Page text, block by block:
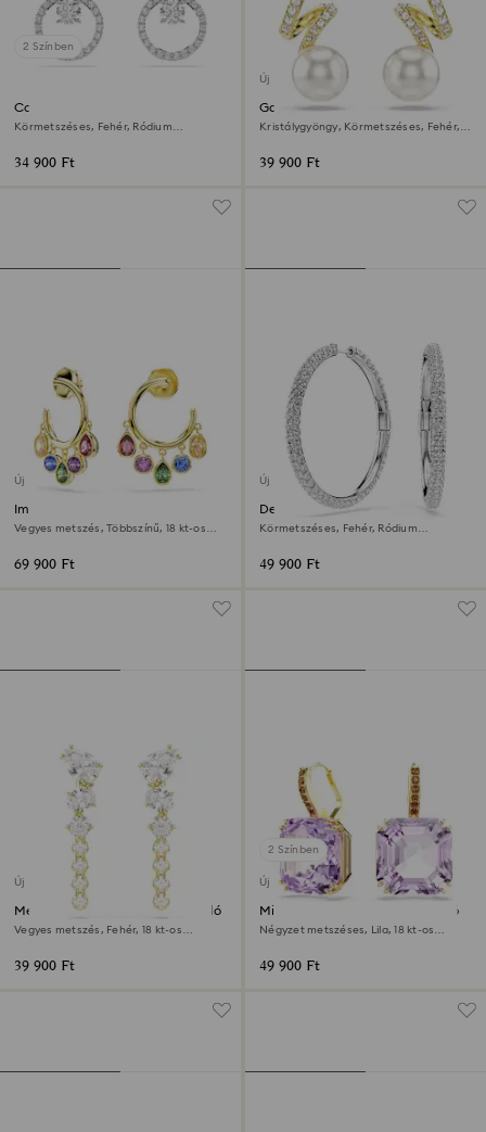
2 Színben
Constella bedugós fülbevaló
Körmetszéses, Fehér, Ródium
34 900 Ft
Új
Gabriella fülbevalók
Kristálygyöngy, Körmetszéses, Fehér,
39 900 Ft
Új
Imber karika fülbevaló
Vegyes metszés, Többszínű, 18 kt-os
69 900 Ft
Új
Dextera karika fülbevaló
Körmetszéses, Fehér, Ródium
49 900 Ft
Új
Mesmera csepp alakú fülbevaló
Vegyes metszés, Fehér, 18 kt-os
39 900 Ft
2 Színben
Új
Millenia csepp alakú fülbevaló
Négyzet metszéses, Lila, 18 kt-os
49 900 Ft